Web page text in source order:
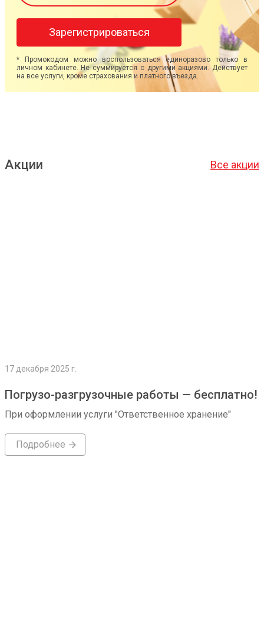
Зарегистрироваться
* Промокодом можно воспользоваться единоразово только в
личном кабинете. Не суммируется с другими акциями. Действует
на все услуги, кроме страхования и платного въезда.
Акции Все акции
17 декабря 2025 г.
Погрузо-разгрузочные работы — бесплатно!
При оформлении услуги "Ответственное хранение"
Подробнее